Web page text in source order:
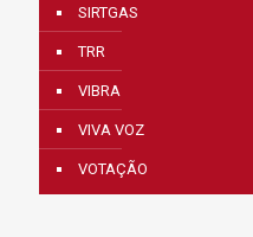
SIRTGAS
TRR
VIBRA
VIVA VOZ
VOTAÇÃO